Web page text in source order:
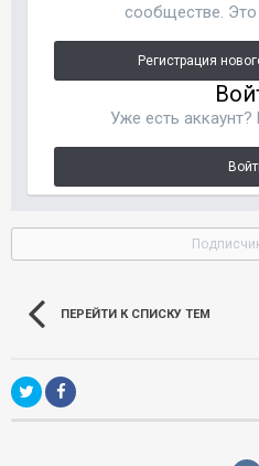
сообществе. Это
Регистрация
Уже есть аккаунт?
ПЕРЕЙТИ К СПИСКУ ТЕМ